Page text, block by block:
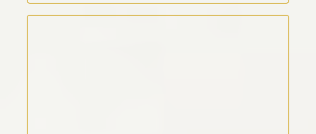
Kommentar Text